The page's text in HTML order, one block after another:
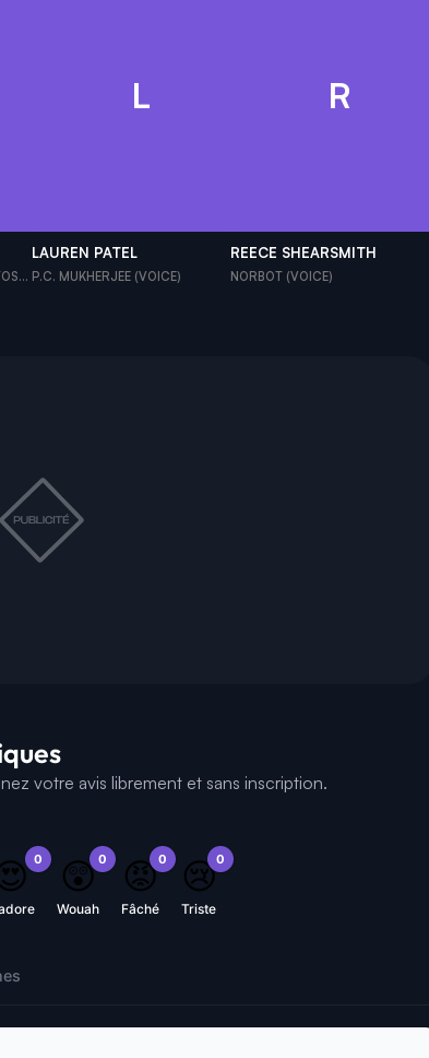
L
LAUREN PATEL
P.C. MUKHERJEE (VOICE)
R
REECE SHEARSMITH
NORBOT (VOICE)
votre avis librement et sans inscription.
0 0
😲
Wouah
0
😡
Fâché
0
😢
Triste